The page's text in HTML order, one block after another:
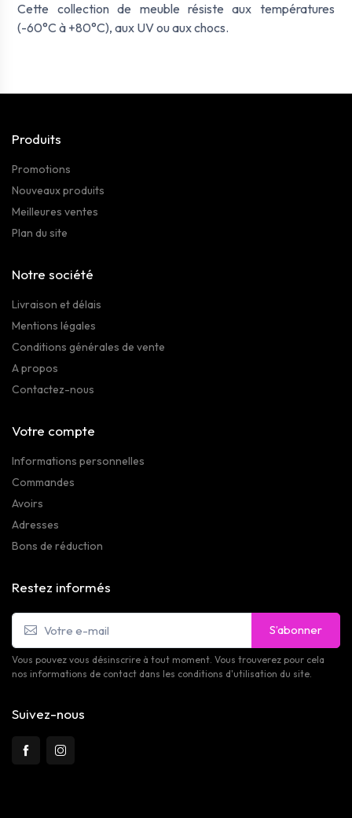
Cette collection de meuble résiste aux températures
(-60°C à +80°C), aux UV ou aux chocs.
Produits
Promotions
Nouveaux produits
Meilleures ventes
Plan du site
Notre société
Livraison et délais
Mentions légales
Conditions générales de vente
A propos
Contactez-nous
Votre compte
Informations personnelles
Commandes
Avoirs
Adresses
Bons de réduction
Restez informés
S’abonner
Vous pouvez vous désinscrire à tout moment. Vous trouverez pour cela
nos informations de contact dans les conditions d'utilisation du site.
Suivez-nous